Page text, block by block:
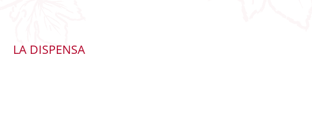
LA DISPENSA